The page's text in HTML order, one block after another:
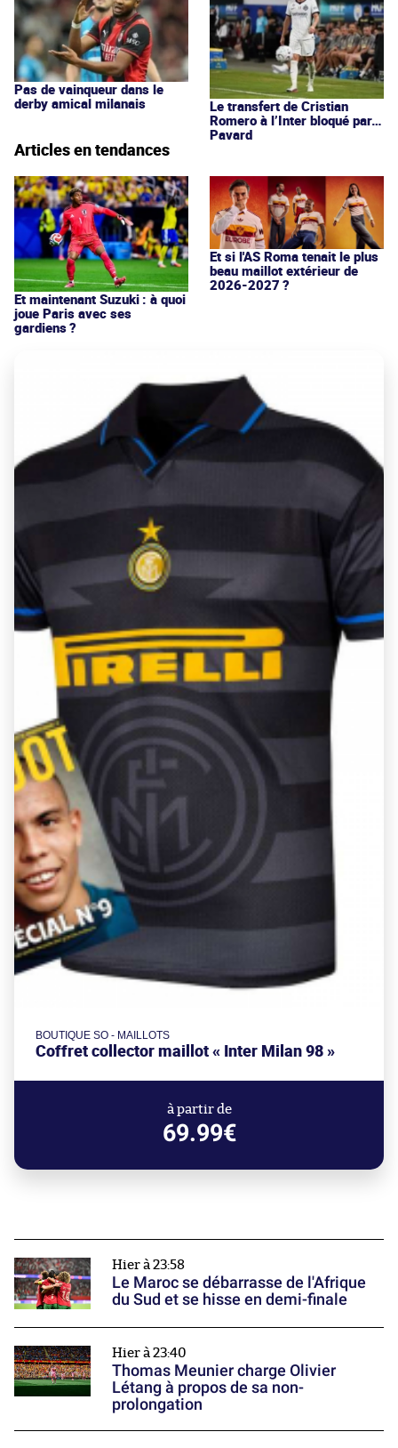
Pas de vainqueur dans le
derby amical milanais
Le transfert de Cristian
Romero à l’Inter bloqué par…
Pavard
Articles en tendances
Et maintenant Suzuki : à quoi
joue Paris avec ses
gardiens ?
Et si l'AS Roma tenait le plus
beau maillot extérieur de
2026-2027 ?
BOUTIQUE SO - MAILLOTS
Coffret collector maillot « Inter Milan 98 »
à partir de
69.99€
Hier à 23:58
Le Maroc se débarrasse de l'Afrique
du Sud et se hisse en demi-finale
Hier à 23:40
Thomas Meunier charge Olivier
Létang à propos de sa non-
prolongation